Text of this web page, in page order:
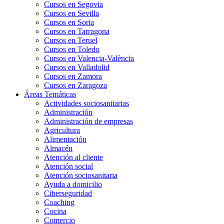
Cursos en Segovia
Cursos en Sevilla
Cursos en Soria
Cursos en Tarragona
Cursos en Teruel
Cursos en Toledo
Cursos en Valencia-València
Cursos en Valladolid
Cursos en Zamora
Cursos en Zaragoza
Áreas Temáticas
Actividades sociosanitarias
Administración
Administración de empresas
Agricultura
Alimentación
Almacén
Atención al cliente
Atención social
Atención sociosanitaria
Ayuda a domicilio
Ciberseguridad
Coaching
Cocina
Comercio